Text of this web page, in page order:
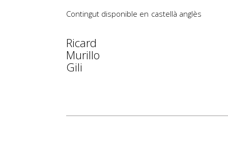
Contingut disponible en castellà anglès
Ricard
Murillo
Gili